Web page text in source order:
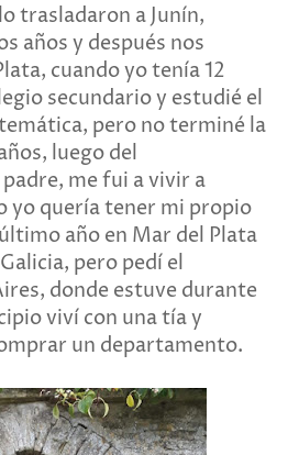
trasladaron a Junín,
años y después nos
cuando yo tenía 12
secundario y estudié el
pero no terminé la
luego del
me fui a vivir a
yo quería tener mi propio
año en Mar del Plata
pero pedí el
donde estuve durante
viví con una tía y
un departamento.